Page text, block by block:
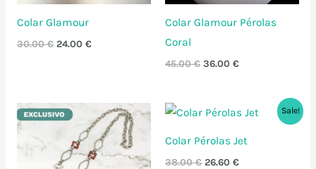
Colar Glamour
30.00€ 24.00 €
Colar Glamour Pérolas
Coral
45.00€ 36.00 €
Sale!
Colar Pérolas Jet
38.00€
O
preço
original
era:
38.00 €.
26.60 €
O
preço
é:
26.60 €.